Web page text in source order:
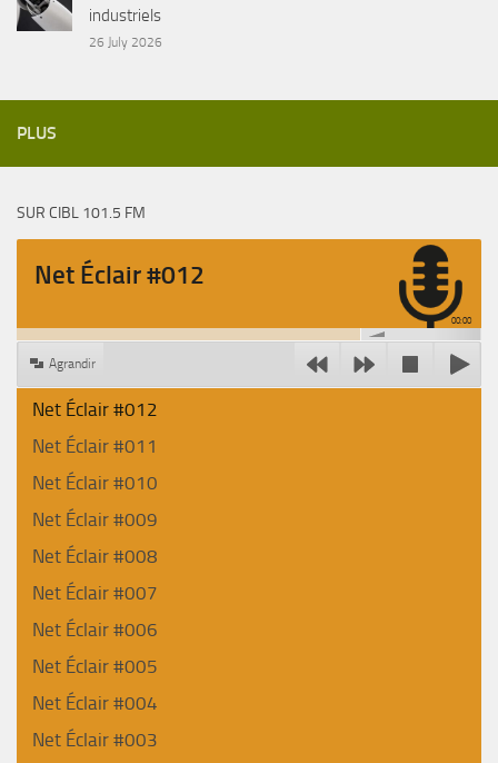
industriels
26 July 2026
PLUS
SUR CIBL 101.5 FM
Net Éclair #012
00:00
Agrandir
Net Éclair #012
Net Éclair #011
Net Éclair #010
Net Éclair #009
Net Éclair #008
Net Éclair #007
Net Éclair #006
Net Éclair #005
Net Éclair #004
Net Éclair #003